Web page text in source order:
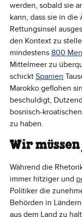
werden, sobald sie
kann, dass sie in
Rettungsinsel
den Kontext zu
mindestens 800
Mittelmeer zu
schickt Spanien
Marokko geflohen
beschuldigt,
bosnisch-
zu haben.
Wir
Während die
immer hitziger und
Politiker die
Behörden in
aus dem Land zu